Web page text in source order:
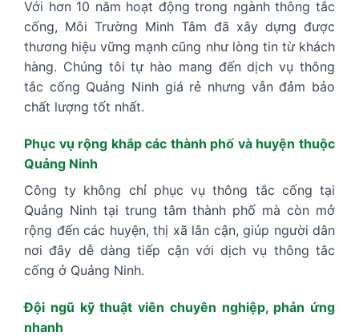
Với hơn 10 năm hoạt động trong ngành thông tắc
cống, Môi Trường Minh Tâm đã xây dựng được
thương hiệu vững mạnh cũng như lòng tin từ khách
hàng. Chúng tôi tự hào mang đến dịch vụ thông
tắc cống Quảng Ninh giá rẻ nhưng vẫn đảm bảo
chất lượng tốt nhất.
Phục vụ rộng khắp các thành phố và huyện thuộc
Quảng Ninh
Công ty không chỉ phục vụ thông tắc cống tại
Quảng Ninh tại trung tâm thành phố mà còn mở
rộng đến các huyện, thị xã lân cận, giúp người dân
nơi đây dễ dàng tiếp cận với dịch vụ thông tắc
cống ở Quảng Ninh.
Đội ngũ kỹ thuật viên chuyên nghiệp, phản ứng
nhanh